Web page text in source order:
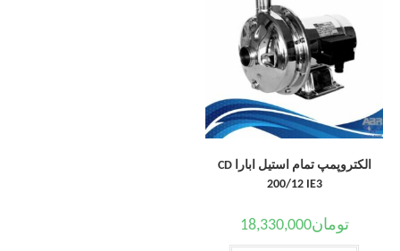
الکتروپمپ تمام استیل ابارا CD
200/12 IE3
تومان18,330,000